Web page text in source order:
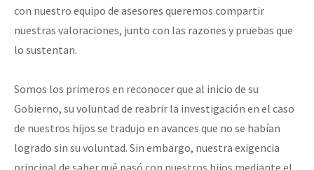
con nuestro equipo de asesores queremos compartir
nuestras valoraciones, junto con las razones y pruebas que
lo sustentan.
Somos los primeros en reconocer que al inicio de su
Gobierno, su voluntad de reabrir la investigación en el caso
de nuestros hijos se tradujo en avances que no se habían
logrado sin su voluntad. Sin embargo, nuestra exigencia